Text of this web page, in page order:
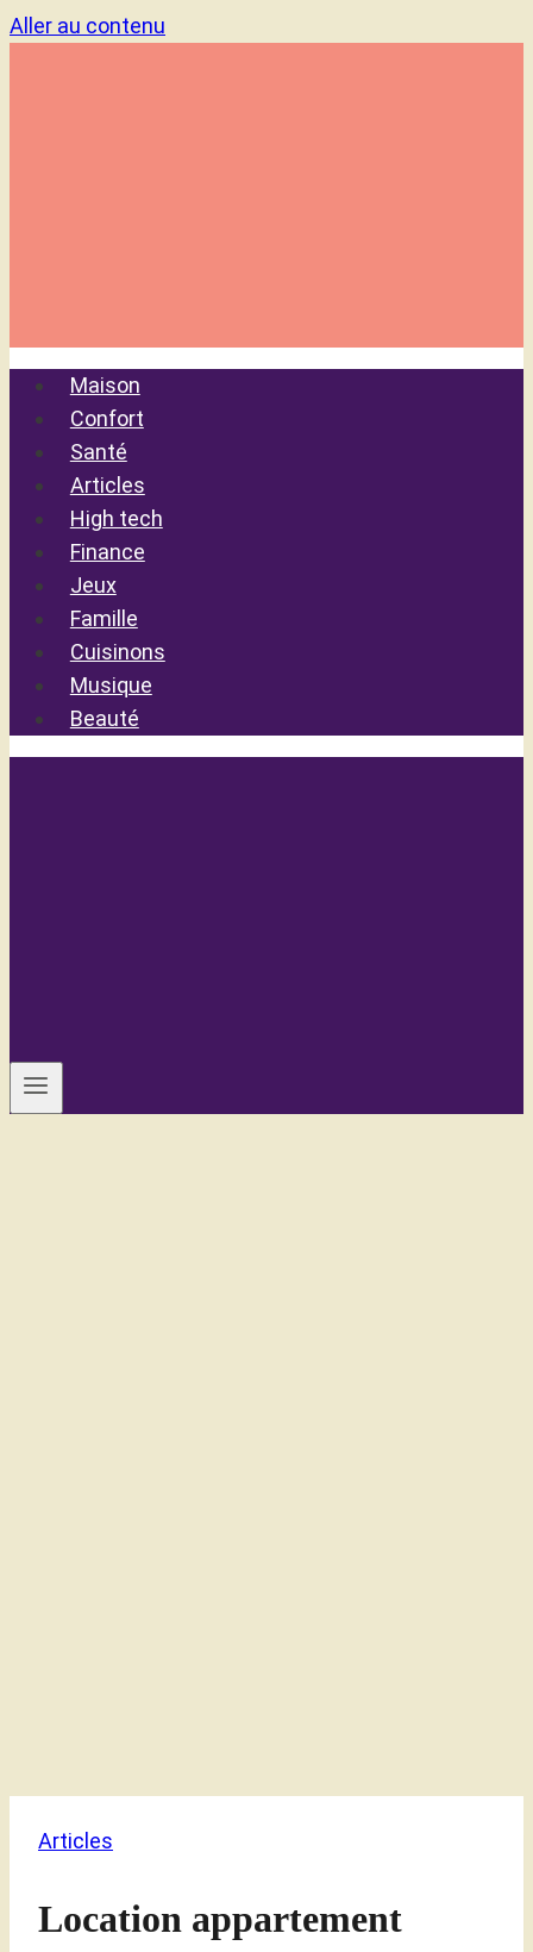
Aller au contenu
Maison
Confort
Santé
Articles
High tech
Finance
Jeux
Famille
Cuisinons
Musique
Beauté
Articles
Location appartement